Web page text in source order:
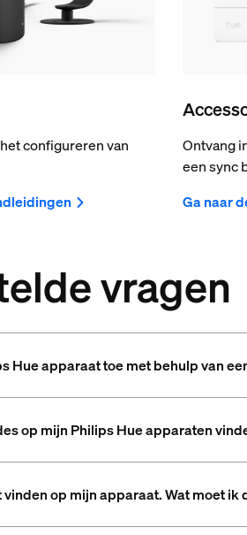
configureren van
Ontvang
een sync
Ga naar
vragen
Hue apparaat toe met behulp van
op mijn Philips Hue apparaten
vinden op mijn apparaat. Wat moet ik